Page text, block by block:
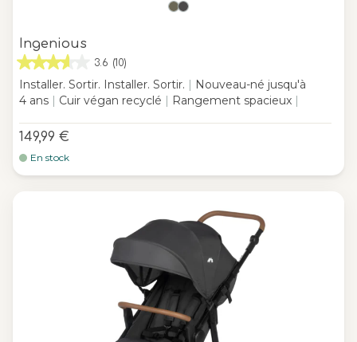
Ingenious
3.6 (10)
Installer. Sortir. Installer. Sortir. | Nouveau-né jusqu'à
4 ans | Cuir végan recyclé | Rangement spacieux |
149,99 €
En stock